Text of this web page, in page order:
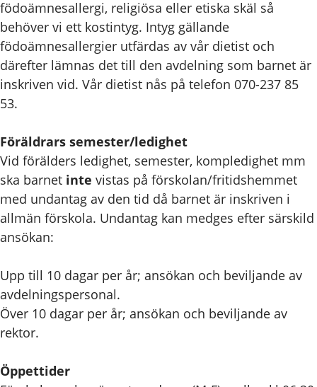
födoämnesallergi, religiösa eller etiska skäl så
behöver vi ett kostintyg. Intyg gällande
födoämnesallergier utfärdas av vår dietist och
därefter lämnas det till den avdelning som barnet är
inskriven vid. Vår dietist nås på telefon 070-237 85
53.
Föräldrars semester/ledighet
Vid förälders ledighet, semester, kompledighet mm
ska barnet inte vistas på förskolan/fritidshemmet
med undantag av den tid då barnet är inskriven i
allmän förskola. Undantag kan medges efter särskild
ansökan:
Upp till 10 dagar per år; ansökan och beviljande av
avdelningspersonal.
Över 10 dagar per år; ansökan och beviljande av
rektor.
Öppettider